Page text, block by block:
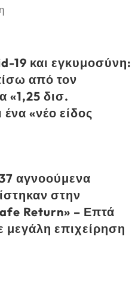
19 και εγκυμοσύνη:
από τον
«1,25 δισ.
ένα «νέο είδος
αγνοούμενα
στην
Return» – Επτά
μεγάλη επιχείρηση